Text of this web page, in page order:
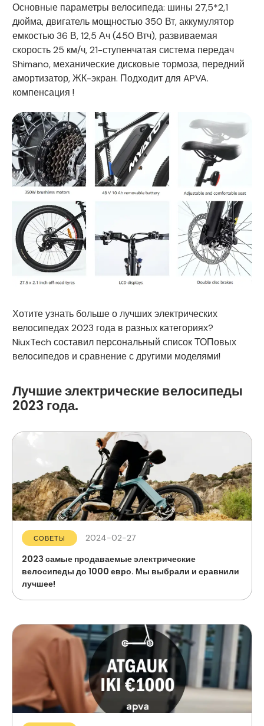
Основные параметры велосипеда: шины 27,5*2,1
дюйма, двигатель мощностью 350 Вт, аккумулятор
емкостью 36 В, 12,5 Ач (450 Втч), развиваемая
скорость 25 км/ч, 21-ступенчатая система передач
Shimano, механические дисковые тормоза, передний
амортизатор, ЖК-экран. Подходит для APVA.
компенсация !
Хотите узнать больше о лучших электрических
велосипедах 2023 года в разных категориях?
NiuxTech составил персональный список ТОПовых
велосипедов и сравнение с другими моделями!
Лучшие электрические велосипеды
2023 года.
СОВЕТЫ 2024-02-27
2023 самые продаваемые электрические
велосипеды до 1000 евро. Мы выбрали и сравнили
лучшее!